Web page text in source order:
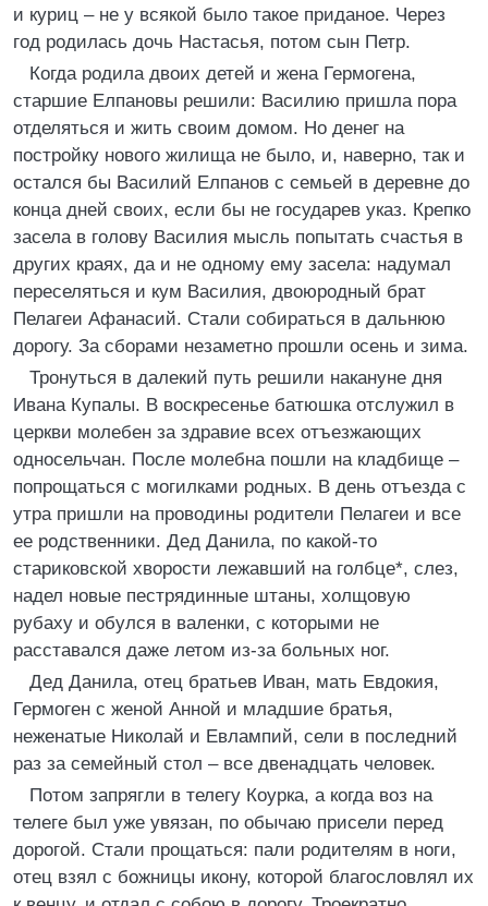
и куриц – не у всякой было такое приданое. Через
год родилась дочь Настасья, потом сын Петр.
Когда родила двоих детей и жена Гермогена,
старшие Елпановы решили: Василию пришла пора
отделяться и жить своим домом. Но денег на
постройку нового жилища не было, и, наверно, так и
остался бы Василий Елпанов с семьей в деревне до
конца дней своих, если бы не государев указ. Крепко
засела в голову Василия мысль попытать счастья в
других краях, да и не одному ему засела: надумал
переселяться и кум Василия, двоюродный брат
Пелагеи Афанасий. Стали собираться в дальнюю
дорогу. За сборами незаметно прошли осень и зима.
Тронуться в далекий путь решили накануне дня
Ивана Купалы. В воскресенье батюшка отслужил в
церкви молебен за здравие всех отъезжающих
односельчан. После молебна пошли на кладбище –
попрощаться с могилками родных. В день отъезда с
утра пришли на проводины родители Пелагеи и все
ее родственники. Дед Данила, по какой-то
стариковской хворости лежавший на голбце*, слез,
надел новые пестрядинные штаны, холщовую
рубаху и обулся в валенки, с которыми не
расставался даже летом из-за больных ног.
Дед Данила, отец братьев Иван, мать Евдокия,
Гермоген с женой Анной и младшие братья,
неженатые Николай и Евлампий, сели в последний
раз за семейный стол – все двенадцать человек.
Потом запрягли в телегу Коурка, а когда воз на
телеге был уже увязан, по обычаю присели перед
дорогой. Стали прощаться: пали родителям в ноги,
отец взял с божницы икону, которой благословлял их